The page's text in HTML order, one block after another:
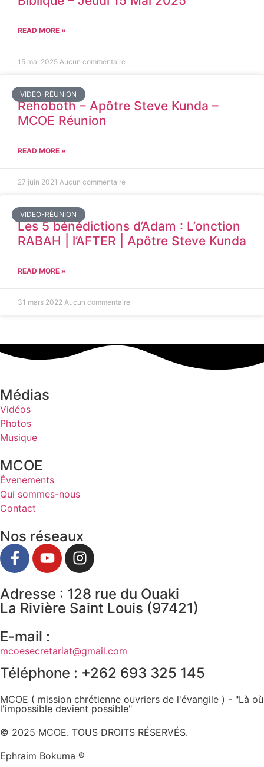
READ MORE »
15 mai 2025 Aucun commentaire
VIDEO-RÉUNION
Rehoboth – Apôtre Steve Kunda –
MCOE Réunion
READ MORE »
27 juin 2021 Aucun commentaire
VIDEO-RÉUNION
Les 5 bénédictions d’Adam : L’onction
RABAH | l’AFTER | Apôtre Steve Kunda
READ MORE »
31 mars 2022 Aucun commentaire
Médias
Vidéos
Photos
Musique
MCOE
Évenements
Qui sommes-nous
Contact
Nos réseaux
Adresse : 128 rue du Ouaki
La Rivière Saint Louis (97421)
E-mail :
mcoesecretariat@gmail.com
Téléphone : +262 693 325 145
MCOE ( mission chrétienne ouvriers de l'évangile ) - "Là où
l'impossible devient possible"
© 2025 MCOE. TOUS DROITS RÉSERVÉS.
Ephraim Bokuma ®